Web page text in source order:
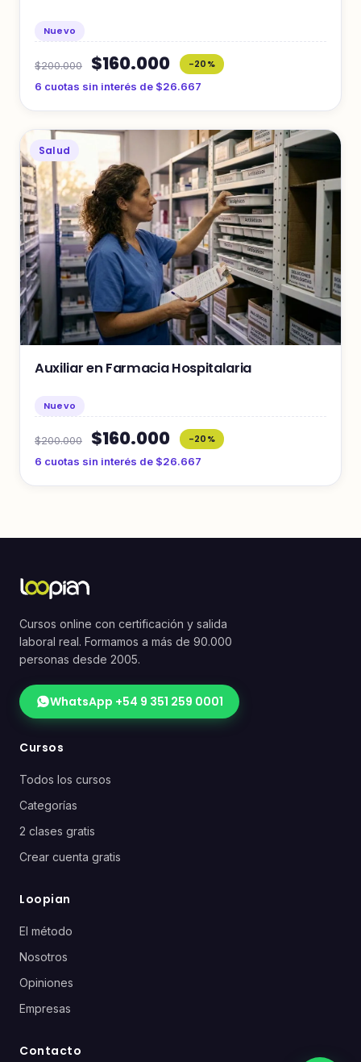
Nuevo
$200.000 $160.000
-20%
6 cuotas sin interés de $26.667
Salud
Auxiliar en Farmacia Hospitalaria
Nuevo
$200.000 $160.000
-20%
6 cuotas sin interés de $26.667
Cursos online con certificación y salida
laboral real. Formamos a más de 90.000
personas desde 2005.
WhatsApp +54 9 351 259 0001
Cursos
Todos los cursos
Categorías
2 clases gratis
Crear cuenta gratis
Loopian
El método
Nosotros
Opiniones
Empresas
Contacto